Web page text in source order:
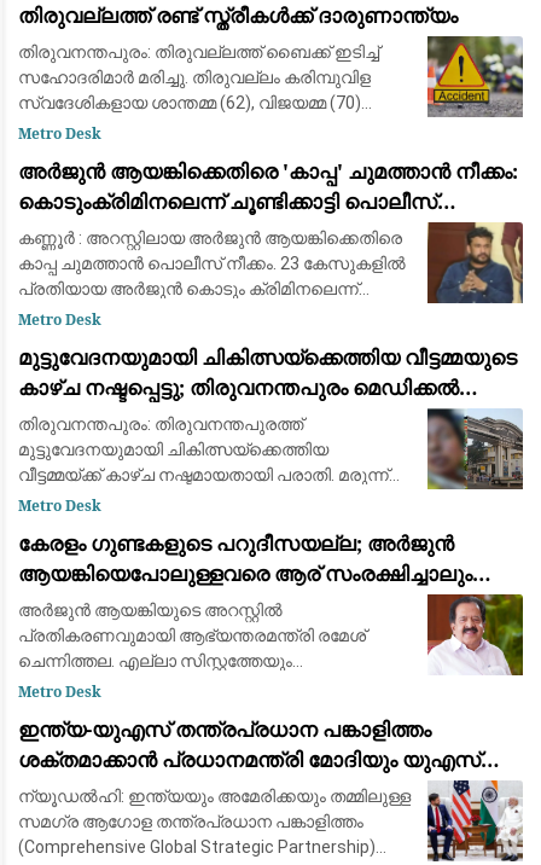
തിരുവല്ലത്ത് രണ്ട് സ്ത്രീകള്‍ക്ക് ദാരുണാന്ത്യം
തിരുവനന്തപുരം: തിരുവല്ലത്ത് ബൈക്ക് ഇടിച്ച്
സഹോദരിമാര്‍ മരിച്ചു. തിരുവല്ലം കരിമ്പുവിള
സ്വദേശികളായ ശാന്തമ്മ (62), വിജയമ്മ (70)
എന്നിവരാണ് മരിച്ചത്. ഇന്ന് രാവിലെ തിരുവല്ലം
Metro Desk
അർജുൻ ആയങ്കിക്കെതിരെ 'കാപ്പ' ചുമത്താൻ നീക്കം:
കൊടുംക്രിമിനലെന്ന് ചൂണ്ടിക്കാട്ടി പൊലീസ്
റിപ്പോർട്ട് നൽകും
കണ്ണൂർ : അറസ്റ്റിലായ അർജുൻ ആയങ്കിക്കെതിരെ
കാപ്പ ചുമത്താൻ പൊലീസ് നീക്കം. 23 കേസുകളിൽ
പ്രതിയായ അർജുൻ കൊടും ക്രിമിനലെന്ന്
പൊലീസ് റിപ്പോർട്ട് നൽകും. അർജുനെതിരെ രണ്ട്
Metro Desk
മുട്ടുവേദനയുമായി ചികിത്സയ്ക്കെത്തിയ വീട്ടമ്മയുടെ
കാഴ്ച നഷ്ടപ്പെട്ടു; തിരുവനന്തപുരം മെഡിക്കൽ
കോളെജ് ഡോക്റ്റർക്കെതിരേ പരാതി
തിരുവനന്തപുരം: തിരുവനന്തപുരത്ത്
മുട്ടുവേദനയുമായി ചികിത്സയ്ക്കെത്തിയ
വീട്ടമ്മയ്ക്ക് കാഴ്ച നഷ്ടമായതായി പരാതി. മരുന്ന്
മാറി നൽകിയെന്നാരോപിച്ച് തിരുവനന്തപുരം
ആന്‍റണിക്ക
Metro Desk
കേരളം ഗുണ്ടകളുടെ പറുദീസയല്ല; അർജുൻ
ആയങ്കിയെപോലുള്ളവരെ ആര് സംരക്ഷിച്ചാലും
കാര്യമില്ല: രമേശ് ചെന്നിത്തല
അർജുൻ ആയങ്കിയുടെ അറസ്റ്റിൽ
പ്രതികരണവുമായി ആഭ്യന്തരമന്ത്രി രമേശ്
ചെന്നിത്തല. എല്ലാ സിസ്റ്റത്തേയും
വെല്ലുവിളിക്കുന്ന ഗുണ്ടയ്ക്ക് ഇതാണ് അനുഭവം.
സ്വൈര്യജീവിതം അപകടത്തിലാക്കുന
Metro Desk
ഇന്ത്യ-യുഎസ് തന്ത്രപ്രധാന പങ്കാളിത്തം
ശക്തമാക്കാൻ പ്രധാനമന്ത്രി മോദിയും യുഎസ്
വൈസ് പ്രസിഡന്റ് ജെ.ഡി. വാൻസും ചർച്ച നടത്തി
ന്യൂഡൽഹി: ഇന്ത്യയും അമേരിക്കയും തമ്മിലുള്ള
സമഗ്ര ആഗോള തന്ത്രപ്രധാന പങ്കാളിത്തം
(Comprehensive Global Strategic Partnership)